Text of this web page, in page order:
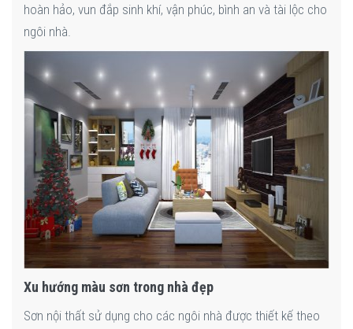
hoàn hảo, vun đắp sinh khí, vận phúc, bình an và tài lộc cho
ngôi nhà.
Xu hướng màu sơn trong nhà đẹp
Sơn nội thất sử dụng cho các ngôi nhà được thiết kế theo